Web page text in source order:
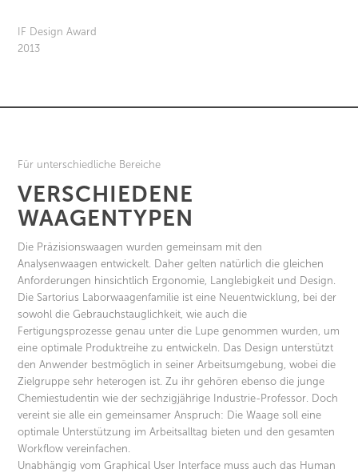
IF Design Award
2013
Für unterschiedliche Bereiche
VERSCHIEDENE
WAAGENTYPEN
Die Präzisionswaagen wurden gemeinsam mit den
Analysenwaagen entwickelt. Daher gelten natürlich die gleichen
Anforderungen hinsichtlich Ergonomie, Langlebigkeit und Design.
Die Sartorius Laborwaagenfamilie ist eine Neuentwicklung, bei der
sowohl die Gebrauchstauglichkeit, wie auch die
Fertigungsprozesse genau unter die Lupe genommen wurden, um
eine optimale Produktreihe zu entwickeln. Das Design unterstützt
den Anwender bestmöglich in seiner Arbeitsumgebung, wobei die
Zielgruppe sehr heterogen ist. Zu ihr gehören ebenso die junge
Chemiestudentin wie der sechzigjährige Industrie-Professor. Doch
vereint sie alle ein gemeinsamer Anspruch: Die Waage soll eine
optimale Unterstützung im Arbeitsalltag bieten und den gesamten
Workflow vereinfachen.
Unabhängig vom Graphical User Interface muss auch das Human